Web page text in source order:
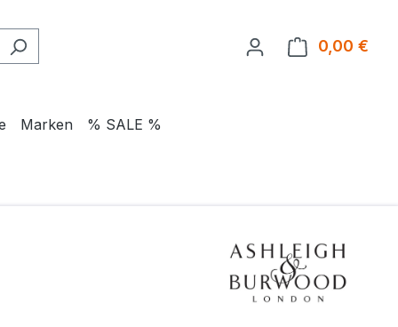
0,00 €
Marken % SALE %